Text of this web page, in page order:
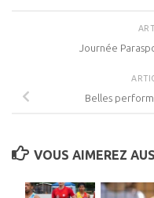
Journée
Belles
VOUS AIMEREZ